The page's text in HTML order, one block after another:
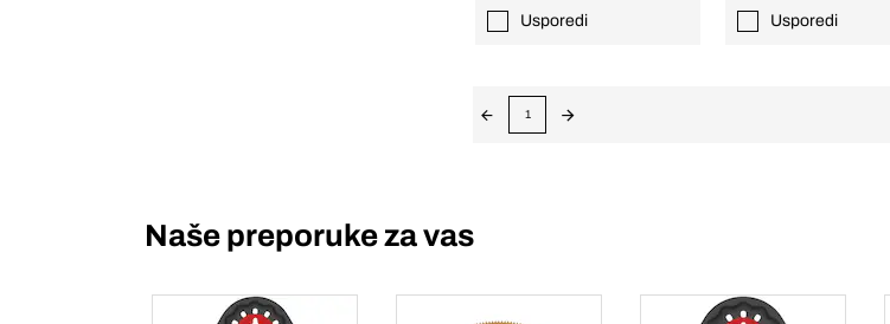
Usporedi Usporedi
1
Naše preporuke za vas